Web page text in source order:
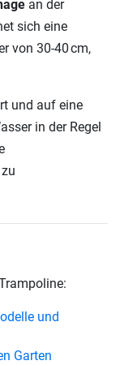
an der
sich eine
von 30-40 cm,
und auf eine
in der Regel
und
Garten